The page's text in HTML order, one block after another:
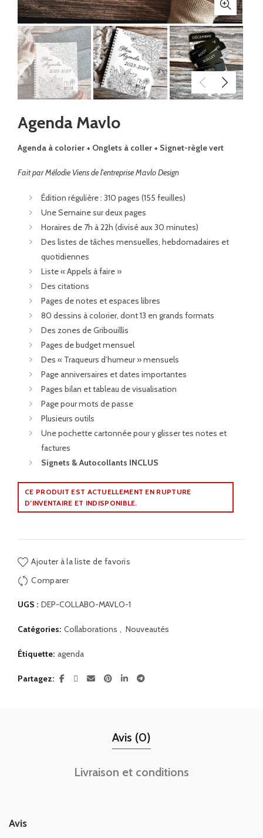
Agenda Mavlo
Agenda à colorier + Onglets à coller + Signet-règle vert
Fait par Mélodie Viens de l'entreprise Mavlo Design
Édition régulière : 310 pages (155 feuilles)
Une Semaine sur deux pages
Horaires de 7h à 22h (divisé aux 30 minutes)
Des listes de tâches mensuelles, hebdomadaires et
quotidiennes
Liste « Appels à faire »
Des citations
Pages de notes et espaces libres
80 dessins à colorier, dont 13 en grands formats
Des zones de Gribouillis
Pages de budget mensuel
Des « Traqueurs d’humeur » mensuels
Page anniversaires et dates importantes
Pages bilan et tableau de visualisation
Page pour mots de passe
Plusieurs outils
Une pochette cartonnée pour y glisser tes notes et
factures
Signets & Autocollants INCLUS
CE PRODUIT EST ACTUELLEMENT EN RUPTURE
D’INVENTAIRE ET INDISPONIBLE.
Ajouter à la liste de favoris
Comparer
UGS : DEP-COLLABO-MAVLO-1
Catégories: Collaborations , Nouveautés
Étiquette: agenda
Partagez
Avis (0)
Livraison et conditions
Avis